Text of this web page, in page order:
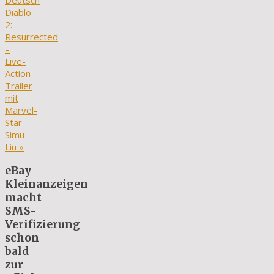
Diablo
2:
Resurrected
–
Live-
Action-
Trailer
mit
Marvel-
Star
Simu
Liu »
eBay
Kleinanzeigen
macht
SMS-
Verifizierung
schon
bald
zur